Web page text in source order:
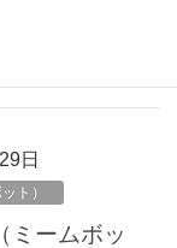
日
ト）
ミームボッ